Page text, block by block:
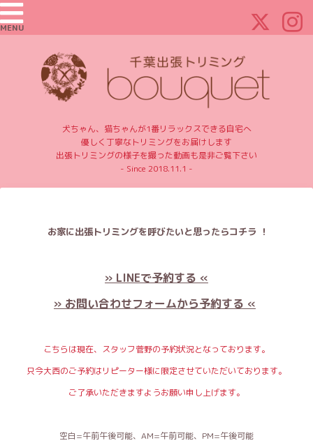
MENU
犬ちゃん、猫ちゃんが1番リラックスできる自宅へ
優しく丁寧なトリミングをお届けします
出張トリミングの様子を撮った動画も是非ご覧下さい
- Since 2018.11.1 -
お家に出張トリミングを呼びたいと思ったらコチラ ！
» LINEで予約する «
» お問い合わせフォームから予約する «
こちらは現在、スタッフ菅野の予約状況となっております。
只今大西のご予約はリピーター様に限定させていただいております。
ご了承いただきますようお願い申し上げます。
空白=午前午後可能、AM=午前可能、PM=午後可能